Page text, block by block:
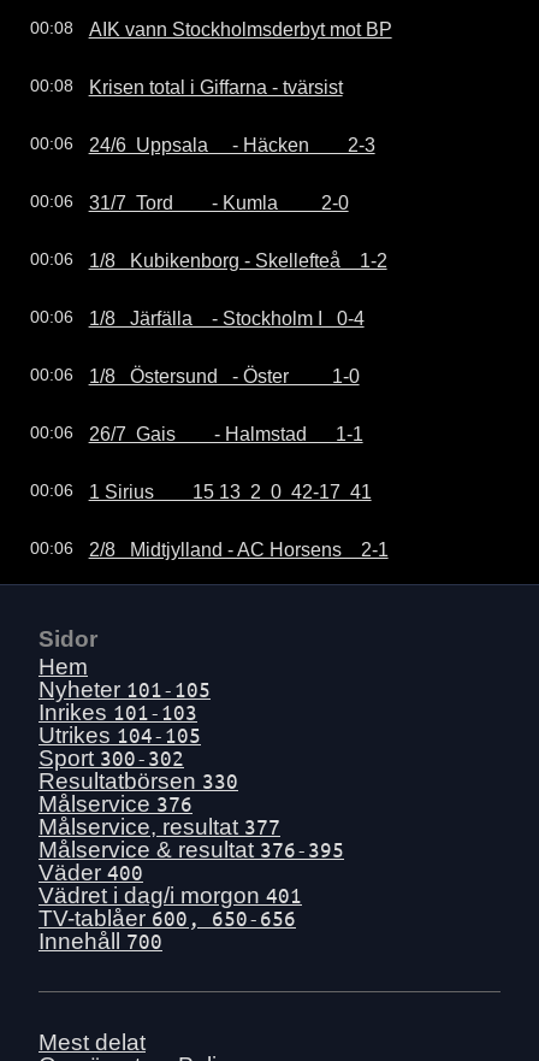
00:08 AIK vann Stockholmsderbyt mot BP
00:08 Krisen total i Giffarna - tvärsist
00:06 24/6  Uppsala     - Häcken        2-3
00:06 31/7  Tord        - Kumla         2-0
00:06 1/8   Kubikenborg - Skellefteå    1-2
00:06 1/8   Järfälla    - Stockholm I   0-4
00:06 1/8   Östersund   - Öster         1-0
00:06 26/7  Gais        - Halmstad      1-1
00:06 1 Sirius        15 13  2  0  42-17  41
00:06 2/8   Midtjylland - AC Horsens    2-1
Sidor
Hem
Nyheter 101-105
Inrikes 101-103
Utrikes 104-105
Sport 300-302
Resultatbörsen 330
Målservice 376
Målservice, resultat 377
Målservice & resultat 376-395
Väder 400
Vädret i dag/i morgon 401
TV-tablåer 600, 650-656
Innehåll 700
Mest delat